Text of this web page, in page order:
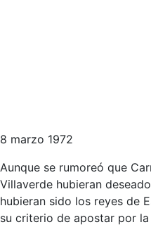
8 marzo 1972
Aunque se rumoreó que
Villaverde hubieran
hubieran sido los reyes de
su criterio de apostar por